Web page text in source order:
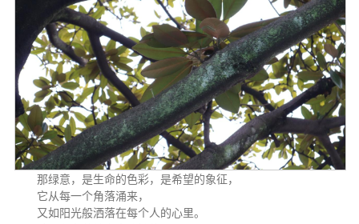
那绿意，是生命的色彩，是希望的象征，
它从每一个角落涌来，
又如阳光般洒落在每个人的心里。